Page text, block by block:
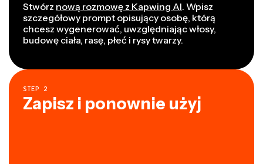
Stwórz nową rozmowę z Kapwing AI. Wpisz
szczegółowy prompt opisujący osobę, którą
chcesz wygenerować, uwzględniając włosy,
budowę ciała, rasę, płeć i rysy twarzy.
STEP 2
Zapisz i ponownie użyj